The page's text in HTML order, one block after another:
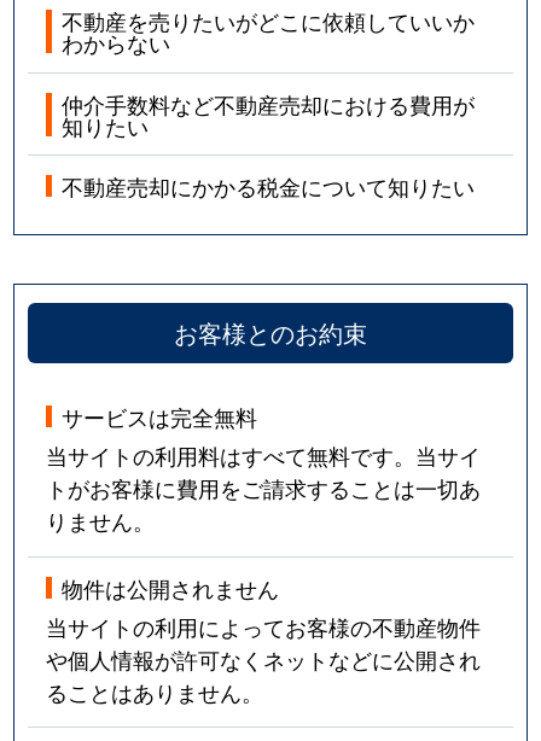
不動産を売りたいがどこに依頼していいか
わからない
仲介手数料など不動産売却における費用が
知りたい
不動産売却にかかる税金について知りたい
お客様とのお約束
サービスは完全無料
当サイトの利用料はすべて無料です。当サイ
トがお客様に費用をご請求することは一切あ
りません。
物件は公開されません
当サイトの利用によってお客様の不動産物件
や個人情報が許可なくネットなどに公開され
ることはありません。